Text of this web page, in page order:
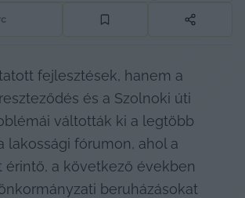
és a Szolnoki úti
váltották ki a legtöbb
lakossági fórumon, ahol a
érintő, a következő években
beruházásokat